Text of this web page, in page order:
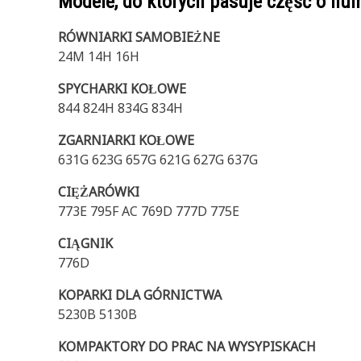
RÓWNIARKI SAMOBIEŻNE
24M 14H 16H
SPYCHARKI KOŁOWE
844 824H 834G 834H
ZGARNIARKI KOŁOWE
631G 623G 657G 621G 627G 637G
CIĘŻARÓWKI
773E 795F AC 769D 777D 775E
CIĄGNIK
776D
KOPARKI DLA GÓRNICTWA
5230B 5130B
KOMPAKTORY DO PRAC NA WYSYPISKACH